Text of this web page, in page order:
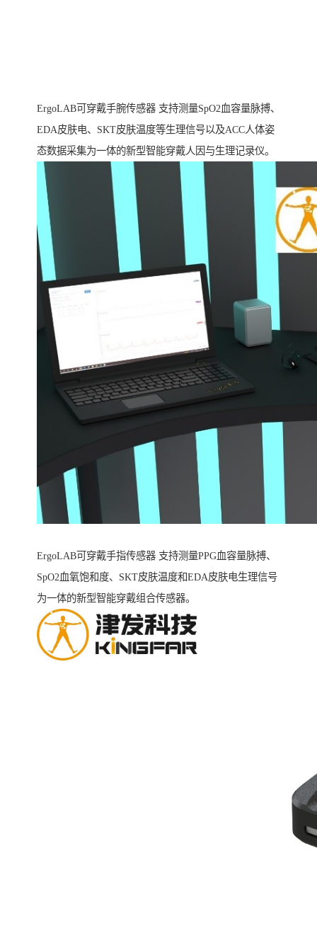
ErgoLAB可穿戴手腕传感器 支持测量SpO2血容量脉搏、
EDA皮肤电、SKT皮肤温度等生理信号以及ACC人体姿
态数据采集为一体的新型智能穿戴人因与生理记录仪。
ErgoLAB可穿戴手指传感器 支持测量PPG血容量脉搏、
SpO2血氧饱和度、SKT皮肤温度和EDA皮肤电生理信号
为一体的新型智能穿戴组合传感器。